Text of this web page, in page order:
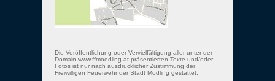
Die Veröffentlichung oder Vervielfältigung aller unter der
Domain www.ffmoedling.at präsentierten Texte und/oder
Fotos ist nur nach ausdrücklicher Zustimmung der
Freiwilligen Feuerwehr der Stadt Mödling gestattet.